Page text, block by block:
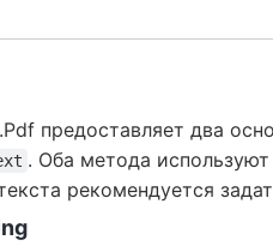
предоставляет два
. Оба метода
рекомендуется